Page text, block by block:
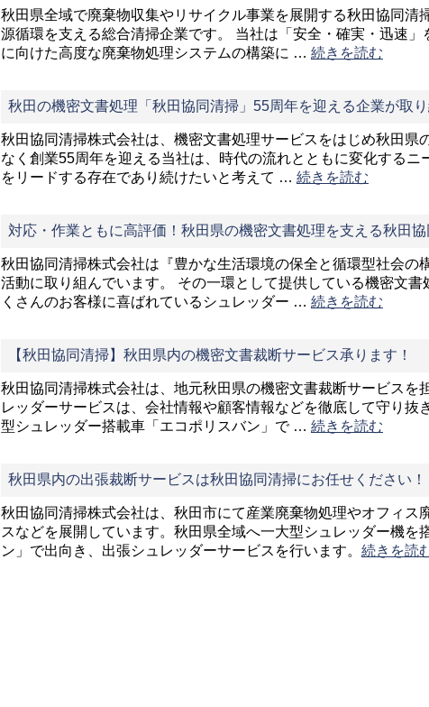
秋田県全域で廃棄物収集やリサイクル事業を展開する秋田協同清
源循環を支える総合清掃企業です。 当社は「安全・確実・迅速
に向けた高度な廃棄物処理システムの構築に … 続きを読む
秋田の機密文書処理「秋田協同清掃」55周年を迎える企業が取
秋田協同清掃株式会社は、機密文書処理サービスをはじめ秋田県
なく創業55周年を迎える当社は、時代の流れとともに変化するニ
をリードする存在であり続けたいと考えて … 続きを読む
対応・作業ともに高評価！秋田県の機密文書処理を支える秋田
秋田協同清掃株式会社は『豊かな生活環境の保全と循環型社会の
活動に取り組んでいます。 その一環として提供している機密文
くさんのお客様に喜ばれているシュレッダー … 続きを読む
【秋田協同清掃】秋田県内の機密文書裁断サービス承ります！
秋田協同清掃株式会社は、地元秋田県の機密文書裁断サービスを
レッダーサービスは、会社情報や顧客情報などを徹底して守り抜
型シュレッダー搭載車「エコポリスバン」で … 続きを読む
秋田県内の出張裁断サービスは秋田協同清掃にお任せください！
秋田協同清掃株式会社は、秋田市にて産業廃棄物処理やオフィス
スなどを展開しています。秋田県全域へ一大型シュレッダー機を
ン」で出向き、出張シュレッダーサービスを行います。 続きを読